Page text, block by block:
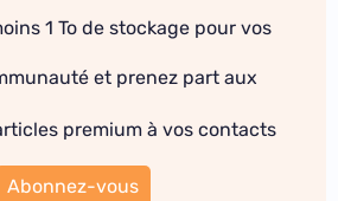
1 To de stockage pour vos
et prenez part aux
premium à vos contacts
Abonnez-vous